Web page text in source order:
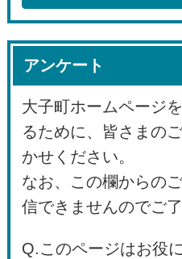
アンケート
大子町ホームページ
るために、皆さまの
かせください。
なお、この欄からの
信できませんのでご
Q.このページはお役